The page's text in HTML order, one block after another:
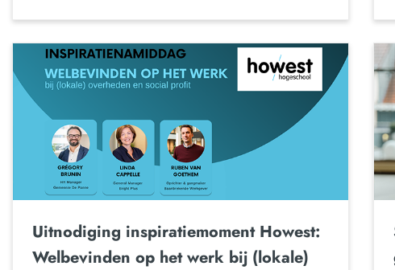
Uitnodiging inspiratiemoment Howest:
Welbevinden op het werk bij (lokale)